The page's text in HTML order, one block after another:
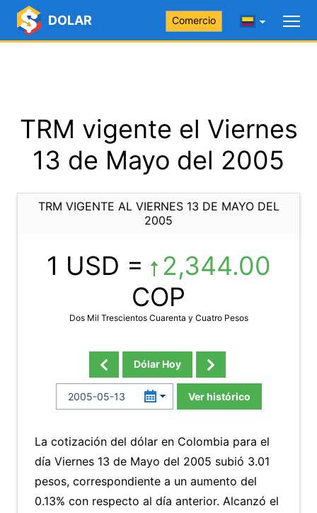
DOLAR Comercio
TRM vigente el Viernes
13 de Mayo del 2005
TRM VIGENTE AL VIERNES 13 DE MAYO DEL
2005
1 USD =
2,344.00
COP
Dos Mil Trescientos Cuarenta y Cuatro Pesos
Dólar Hoy
Ver histórico
La cotización del dólar en Colombia para el
día Viernes 13 de Mayo del 2005 subió 3.01
pesos, correspondiente a un aumento del
0.13% con respecto al día anterior. Alcanzó el